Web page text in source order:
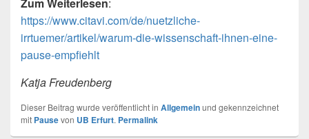
https://www.citavi.com/de/nuetzliche-
irrtuemer/artikel/warum-die-wissenschaft-ihnen-eine-
pause-empfiehlt
Katja Freudenberg
Dieser Beitrag wurde veröffentlicht in Allgemeinund gekennzeichnet
mit Pausevon UB Erfurt. Permalink